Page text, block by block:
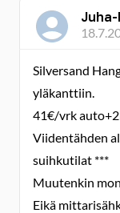
Silversand
yläkanttiin.
41€/vrk
Viidentähden
suihkutilat ***
Muutenkin
Eikä